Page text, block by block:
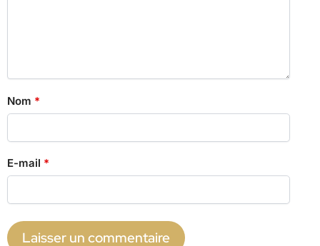
Nom *
E-mail *